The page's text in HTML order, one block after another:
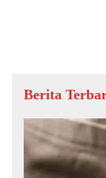
Berita